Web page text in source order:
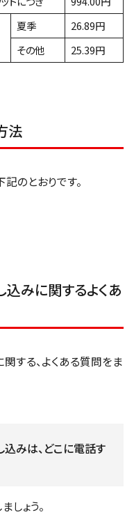
夏季
26.89円
その他
25.39円
法
のとおりです。
みに関するよくあ
する、よくある質問をま
みは、どこに電話す
しょう。